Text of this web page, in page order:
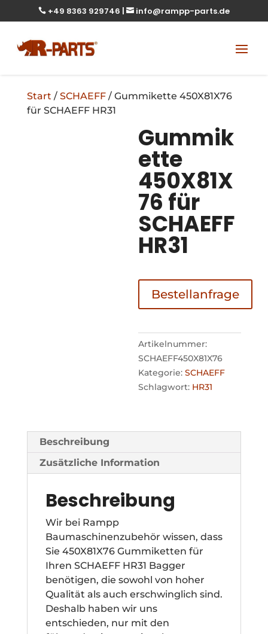
 +49 8363 929746 |  info@rampp-parts.de
Start / SCHAEFF/ Gummikette 450X81X76
für SCHAEFF HR31
Gummik
ette
450X81X
76 für
SCHAEFF
HR31
Bestellanfrage
Artikelnummer:
SCHAEFF450X81X76
Kategorie:SCHAEFF
Schlagwort: HR31
Beschreibung
Zusätzliche Information
Beschreibung
Wir bei Rampp
Baumaschinenzubehör wissen, dass
Sie 450X81X76 Gummiketten für
Ihren SCHAEFF HR31 Bagger
benötigen, die sowohl von hoher
Qualität als auch erschwinglich sind.
Deshalb haben wir uns
entschieden, nur mit den